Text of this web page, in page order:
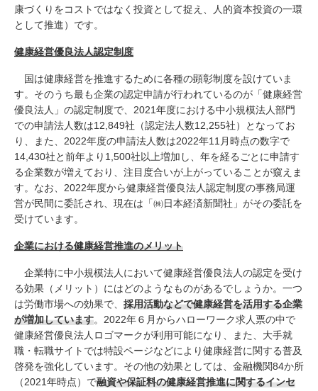
康づくりをコストではなく投資として捉え、人的資本投資の一環
として推進）です。
健康経営優良法人認定制度
国は健康経営を推進するために各種の顕彰制度を設けていま
す。そのうち最も企業の認定申請が行われているのが「健康経営
優良法人」の認定制度で、2021年度における中小規模法人部門
での申請法人数は12,849社（認定法人数12,255社）となってお
り、また、2022年度の申請法人数は2022年11月時点の数字で
14,430社と前年より1,500社以上増加し、年を経るごとに申請す
る企業数が増えており、注目度合いが上がっていることが窺えま
す。なお、2022年度から健康経営優良法人認定制度の事務局運
営が民間に委託され、現在は「㈱日本経済新聞社」がその委託を
受けています。
企業における健康経営推進のメリット
企業特に中小規模法人において健康経営優良法人の認定を受け
る効果（メリット）にはどのようなものがあるでしょうか。一つ
は労働市場への効果で、 採用活動などで健康経営を活用する企業
が増加しています。2022年６月からハローワーク求人票の中で
健康経営優良法人ロゴマークが利用可能になり、また、大手就
職・転職サイトでは特設ページなどにより健康経営に関する普及
啓発を強化しています。その他の効果としては、金融機関84か所
（2021年時点）で融資や保証料の健康経営推進に関するインセ